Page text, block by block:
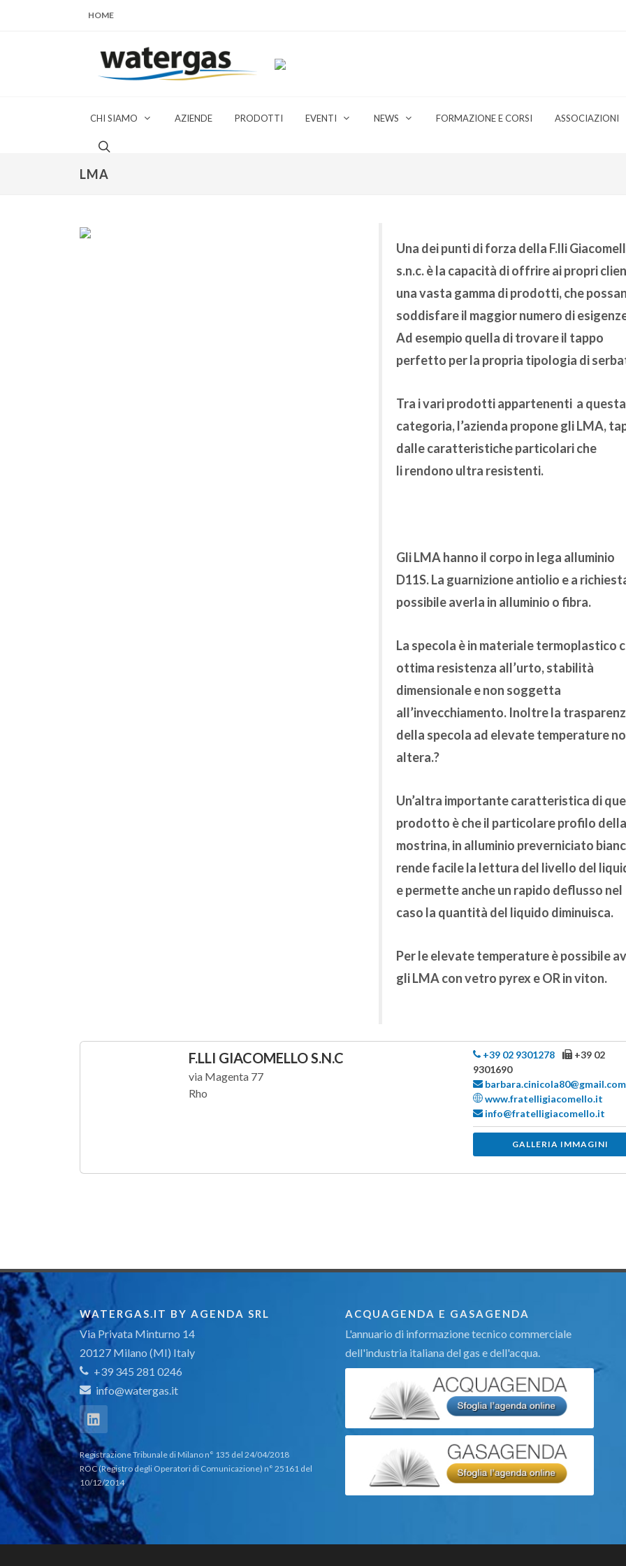
HOME
CHI SIAMO AZIENDE PRODOTTI EVENTI NEWS FORMAZIONE E CORSI ASSOCIAZIONI
LMA
Una dei punti di forza della F.lli
s.n.c. è la capacità di offrire ai propri
una vasta gamma di prodotti, che
soddisfare il maggior numero di
Ad esempio quella di trovare il tappo
perfetto per la propria tipologia di
Tra i vari prodotti appartenenti a questa
categoria, l’azienda propone gliLMA,
dalle caratteristiche particolari che
lirendono ultra resistenti.
Gli LMA hanno il corpo in lega alluminio
D11S. La guarnizione antiolio e a
possibile averla in alluminio o fibra.
La specola è in materiale termoplastico
ottima resistenza all’urto, stabilità
dimensionale e non soggetta
all’invecchiamento. Inoltrela
della specola ad elevate temperature
altera.?
Un’altra importante caratteristica di
prodotto è che il particolare profilo della
mostrina, in alluminio preverniciato
rendefacile la lettura del livello del
e permette anche un rapido deflusso nel
caso la quantità del liquido diminuisca.
Per le elevate temperature è possibile
gli LMA convetro pyrex e OR in viton.
F.LLI GIACOMELLO S.N.C
via Magenta 77
Rho
+39 02 9301278
+39 02
9301690
barbara.cinicola80@gmail.com
www.fratelligiacomello.it
info@fratelligiacomello.it
GALLERIA IMMAGINI
WATERGAS.IT BY AGENDA SRL
Via Privata Minturno 14
20127 Milano (MI) Italy
+39 345 281 0246
info@watergas.it
Registrazione Tribunale di Milano n° 135 del 24/04/2018
ROC (Registro degli Operatori di Comunicazione) n° 25161 del
10/12/2014
ACQUAGENDA E GASAGENDA
L'annuario di informazione tecnico commerciale
dell'industria italiana del gas e dell'acqua.